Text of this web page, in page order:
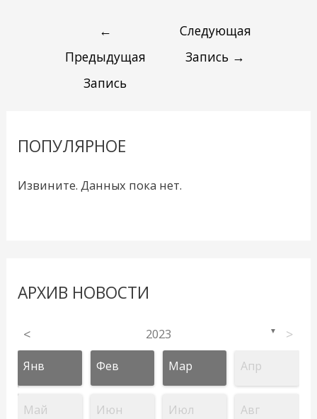
←
Предыдущая
Запись
Следующая
Запись →
ПОПУЛЯРНОЕ
Извините. Данных пока нет.
АРХИВ НОВОСТИ
< 2023 ▼ >
Янв Фев Мар Апр
Май Июн Июл Авг